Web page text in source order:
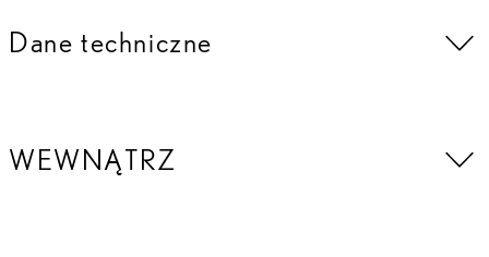
Dane techniczne
WEWNĄTRZ